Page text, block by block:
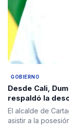
GOBIERNO
Desde Cali,
respaldó la
presidencial
El alcalde de
asistir a la